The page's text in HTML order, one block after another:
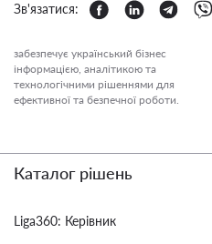
Зв'язатися:
забезпечує український бізнес
інформацією, аналітикою та
технологічними рішеннями для
ефективної та безпечної роботи.
Каталог рішень
Liga360: Керівник